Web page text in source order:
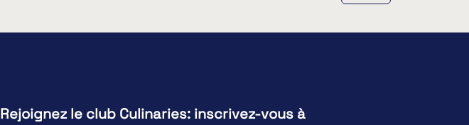
Rejoignez le club Culinaries: inscrivez-vous à